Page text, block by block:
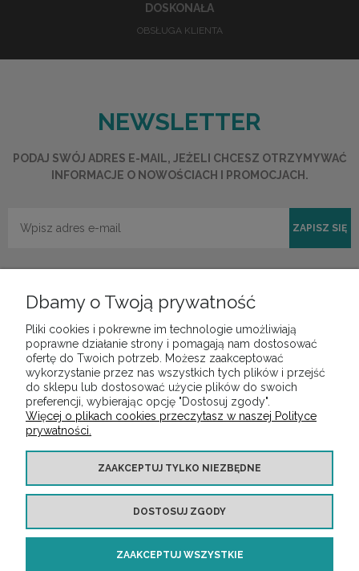
DOSKONAŁA
OBSŁUGA KLIENTA
NEWSLETTER
PODAJ SWÓJ ADRES E-MAIL, JEŻELI CHCESZ OTRZYMYWAĆ
INFORMACJE O NOWOŚCIACH I PROMOCJACH.
ZAPISZ SIĘ
POMOC
MOJE KONTO
INFORMACJE
O NAS
Dbamy o Twoją prywatność
Pliki cookies i pokrewne im technologie umożliwiają
poprawne działanie strony i pomagają nam dostosować
ofertę do Twoich potrzeb. Możesz zaakceptować
wykorzystanie przez nas wszystkich tych plików i przejść
do sklepu lub dostosować użycie plików do swoich
preferencji, wybierając opcję "Dostosuj zgody".
Więcej o plikach cookies przeczytasz w naszej Polityce
prywatności.
ZAAKCEPTUJ TYLKO NIEZBĘDNE
DOSTOSUJ ZGODY
ZAAKCEPTUJ WSZYSTKIE